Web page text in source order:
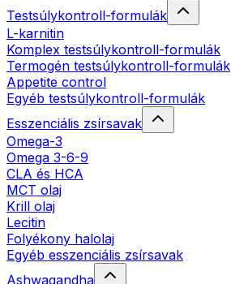
Testsúlykontroll-formulák
L-karnitin
Komplex testsúlykontroll-formulák
Termogén testsúlykontroll-formulák
Appetite control
Egyéb testsúlykontroll-formulák
Esszenciális zsírsavak
Omega-3
Omega 3-6-9
CLA és HCA
MCT olaj
Krill olaj
Lecitin
Folyékony halolaj
Egyéb esszenciális zsírsavak
Ashwagandha